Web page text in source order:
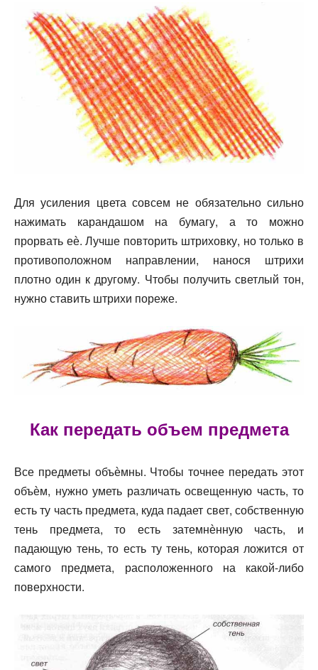
Для усиления цвета совсем не обязательно сильно
нажимать карандашом на бумагу, а то можно
прорвать еѐ. Лучше повторить штриховку, но только в
противоположном направлении, нанося штрихи
плотно один к другому. Чтобы получить светлый тон,
нужно ставить штрихи пореже.
Как передать объем предмета
Все предметы объѐмны. Чтобы точнее передать этот
объѐм, нужно уметь различать освещенную часть, то
есть ту часть предмета, куда падает свет, собственную
тень предмета, то есть затемнѐнную часть, и
падающую тень, то есть ту тень, которая ложится от
самого предмета, расположенного на какой-либо
поверхности.